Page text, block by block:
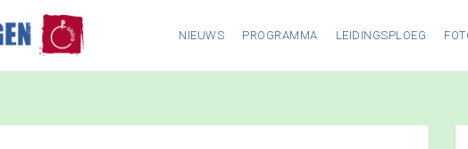
NIEUWS PROGRAMMA LEIDINGSPLOEG